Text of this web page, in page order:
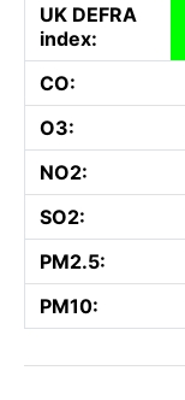
UK DEFRA
index:
CO:
O3:
NO2:
SO2:
PM2.5:
PM10: